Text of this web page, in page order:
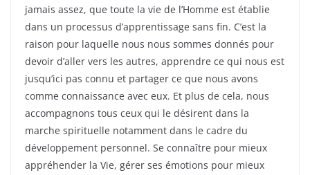
jamais assez, que toute la vie de l’Homme est établie
dans un processus d’apprentissage sans fin. C’est la
raison pour laquelle nous nous sommes donnés pour
devoir d’aller vers les autres, apprendre ce qui nous est
jusqu’ici pas connu et partager ce que nous avons
comme connaissance avec eux. Et plus de cela, nous
accompagnons tous ceux qui le désirent dans la
marche spirituelle notamment dans le cadre du
développement personnel. Se connaître pour mieux
appréhender la Vie, gérer ses émotions pour mieux